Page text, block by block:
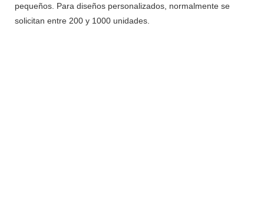
pequeños. Para diseños personalizados, normalmente se
solicitan entre 200 y 1000 unidades.